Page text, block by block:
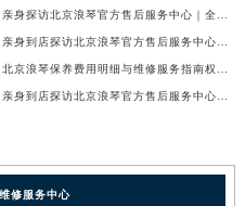
修服务中心